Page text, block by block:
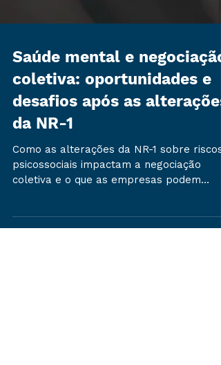
Saúde mental e negociação
coletiva: oportunidades e
desafios após as alterações
da NR-1
Como as alterações da NR-1 sobre riscos
incluir em acordos para proteger a saúde